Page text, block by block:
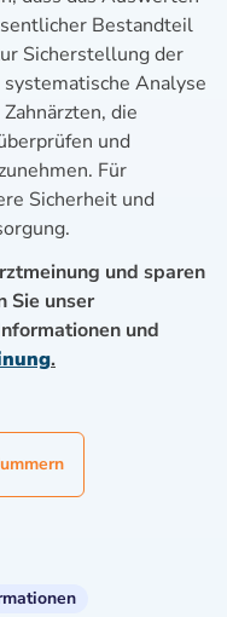
Bestandteil
Sicherstellung der
Analyse
die
und
Für
Sicherheit und
und sparen
Sie unser
und
.